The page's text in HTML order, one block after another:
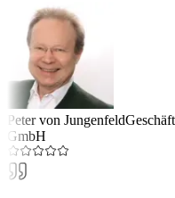
Peter von Jungenfeld
GmbH